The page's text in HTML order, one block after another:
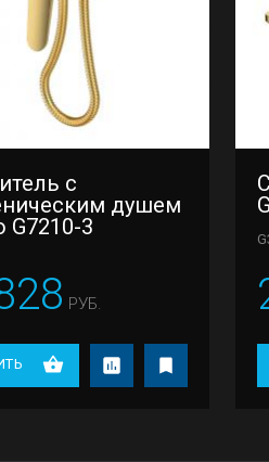
с
душем
G7210-3
РУБ.